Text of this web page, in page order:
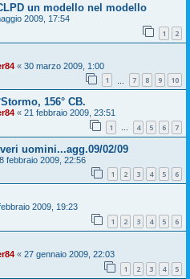
un modello nel modello
2009, 17:54
1 2
« 30 marzo 2009, 1:00
1 7 8 9 10
156° CB.
« 21 febbraio 2009, 23:51
1 … 4 5 6 7
uomini...agg.09/02/09
febbraio 2009, 22:56
1 2 3 4 5 6
2009, 19:23
1 2 3 4 5 6
« 27 gennaio 2009, 22:03
1 2 3 4 5